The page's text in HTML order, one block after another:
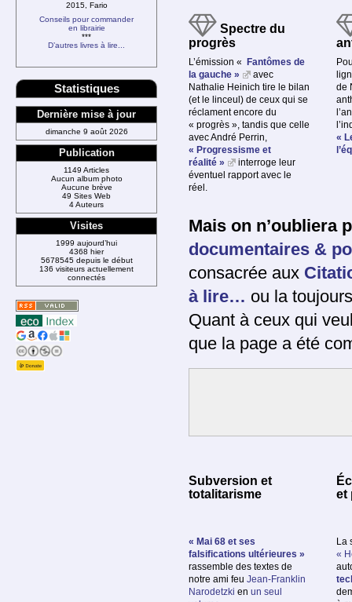
Spectre du
progrès
L’émission « Fantômes de
la gauche »
avec
Nathalie Heinich tire le bilan
(et le linceul) de ceux qui se
réclament encore du
« progrès », tandis que celle
avec André Perrin,
« Progressisme et
réalité »
interroge leur
éventuel rapport avec le
réel.
de
«
Mais on n’oubliera
documentaires &
consacrée aux
à lire… ou la
Quant à ceux qui
que la page a été
Subversion et
totalitarisme
« Mai 68 et ses
falsifications ultérieures »
rassemble des textes de
notre ami feu Jean-Franklin
Narodetzki en un seul
et
La
«
2015, Fario
Conseils pour commander
en librairie
***
D’autres livres à lire...
Statistiques
Dernière mise à jour
dimanche 9 août 2026
Publication
1149 Articles
Aucun album photo
Aucune brève
49 Sites Web
4 Auteurs
Visites
1999 aujourd’hui
4368 hier
5678545 depuis le début
136 visiteurs actuellement
connectés